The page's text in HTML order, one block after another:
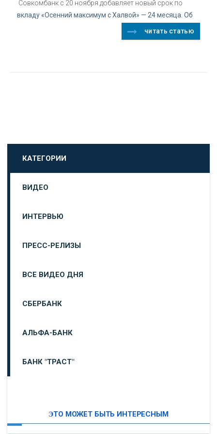
Совкомбанк с 20 ноября добавляет новый срок по
вкладу «Осенний максимум с Халвой» — 24 месяца. Об
читать статью
КАТЕГОРИИ
ВИДЕО
ИНТЕРВЬЮ
ПРЕСС-РЕЛИЗЫ
ВСЕ ВИДЕО ДНЯ
СБЕРБАНК
АЛЬФА-БАНК
БАНК "ТРАСТ"
ЭТО МОЖЕТ БЫТЬ ИНТЕРЕСНЫМ